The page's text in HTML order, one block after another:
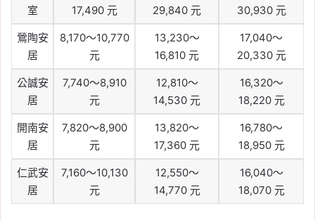
室
17,490 元
29,840 元
30,930 元
鶯陶安
居
8,170～10,770
元
13,230～
16,810 元
17,040～
20,330 元
公誠安
居
7,740～8,910
元
12,810～
14,530 元
16,320～
18,220 元
開南安
居
7,820～8,900
元
13,820～
17,360 元
16,780～
18,950 元
仁武安
居
7,160～10,130
元
12,550～
14,770 元
16,040～
18,070 元